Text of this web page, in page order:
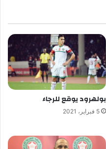
بولهرود يوقع للرجاء
5 فبراير، 2021